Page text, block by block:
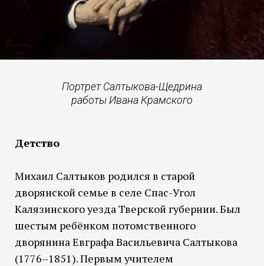
Портрет Салтыкова-Щедрина
работы Ивана Крамского
Детство
Михаил Салтыков родился в старой
дворянской семье в селе Спас-Угол
Калязинского уезда Тверской губернии. Был
шестым ребёнком потомственного
дворянина Евграфа Васильевича Салтыкова
(1776–1851). Первым учителем